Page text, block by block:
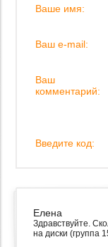
Ваше имя:
Ваш e-mail:
Ваш
комментарий:
Введите код:
Елена
Здравствуйте.
на диски (группа